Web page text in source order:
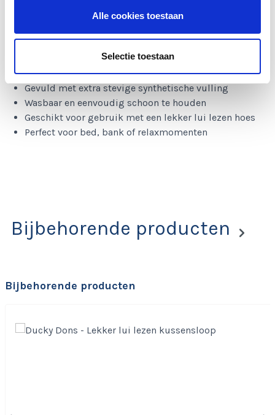
Alle cookies toestaan
Selectie toestaan
Ideaal voor lezen, tv kijken en ontspannen in bed
Biedt stevige ondersteuning voor rug en hoofd
Tijk van 100% hoogwaardige katoen
Gevuld met extra stevige synthetische vulling
Wasbaar en eenvoudig schoon te houden
Geschikt voor gebruik met een lekker lui lezen hoes
Perfect voor bed, bank of relaxmomenten
Bijbehorende producten
Productgalerij overslaan
Bijbehorende producten